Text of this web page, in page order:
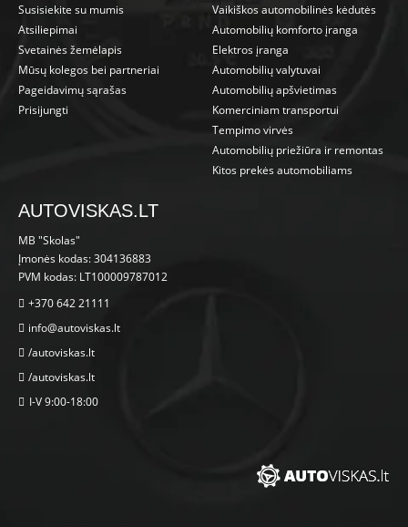
Susisiekite su mumis
Atsiliepimai
Svetainės žemėlapis
Mūsų kolegos bei partneriai
Pageidavimų sąrašas
Prisijungti
Vaikiškos automobilinės kėdutės
Automobilių komforto įranga
Elektros įranga
Automobilių valytuvai
Automobilių apšvietimas
Komerciniam transportui
Tempimo virvės
Automobilių priežiūra ir remontas
Kitos prekės automobiliams
AUTOVISKAS.LT
MB "Skolas"
Įmonės kodas: 304136883
PVM kodas: LT100009787012
+370 642 21111
info@autoviskas.lt
/autoviskas.lt
/autoviskas.lt
I-V 9:00-18:00